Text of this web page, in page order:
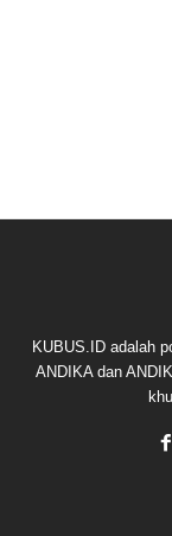
KUBUS.ID adalah
ANDIKA dan